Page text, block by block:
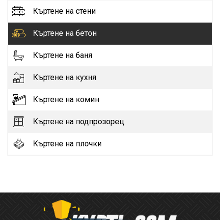
Къртене на стени
Къртене на бетон
Къртене на баня
Къртене на кухня
Къртене на комин
Къртене на подпрозорец
Къртене на плочки